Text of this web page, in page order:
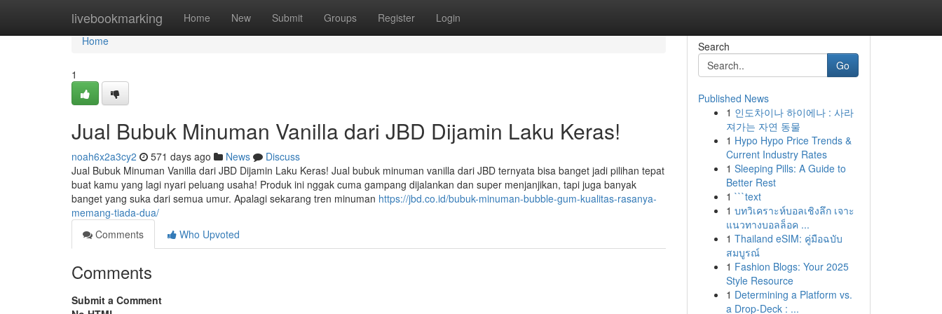
livebookmarking Home New Submit Groups Register Login
Home
Home
1
Jual Bubuk Minuman Vanilla dari JBD Dijamin Laku Keras!
noah6x2a3cy2 571 days ago News
Discuss
Jual Bubuk Minuman Vanilla dari JBD Dijamin Laku Keras! Jual bubuk minuman vanilla dari JBD ternyata bisa banget jadi pilihan tepat
buat kamu yang lagi nyari peluang usaha! Produk ini nggak cuma gampang dijalankan dan super menjanjikan, tapi juga banyak
banget yang suka dari semua umur. Apalagi sekarang tren minuman https://jbd.co.id/bubuk-minuman-bubble-gum-kualitas-rasanya-
memang-tiada-dua/
Comments
Who Upvoted
Comments
Submit a Comment
Search
Go
Published News
1 인도차이나 하이에나 : 사라
져가는 자연 동물
1 Hypo Hypo Price Trends &
Current Industry Rates
1 Sleeping Pills: A Guide to
Better Rest
1 ```text
1 บทวิเคราะห์บอลเชิงลึก เจาะ
แนวทางบอลล็อค ...
1 Thailand eSIM: คู่มือฉบับ
สมบูรณ์
1 Fashion Blogs: Your 2025
Style Resource
1 Determining a Platform vs.
a Drop-Deck : ...